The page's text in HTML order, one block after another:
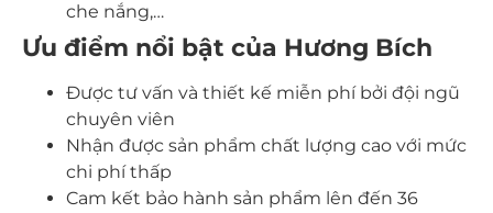
che nắng,…
Ưu điểm nổi bật của Hương Bích
Được tư vấn và thiết kế miễn phí bởi đội ngũ
chuyên viên
Nhận được sản phẩm chất lượng cao với mức
chi phí thấp
Cam kết bảo hành sản phẩm lên đến 36